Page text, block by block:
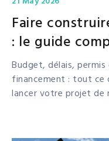
Faire
: le guide
Budget, délais,
financement : tout ce
lancer votre projet de